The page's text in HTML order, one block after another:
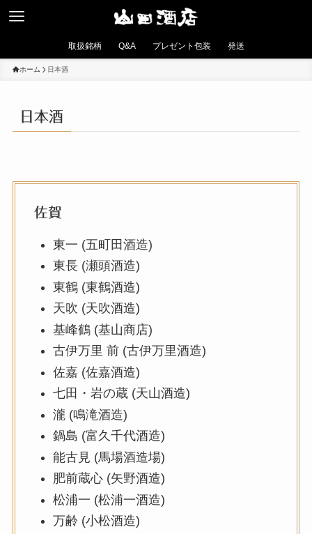
取扱銘柄 Q&A プレゼント包装 発送
ホーム 日本酒
日本酒
佐賀
東一 (五町田酒造)
東長 (瀬頭酒造)
東鶴 (東鶴酒造)
天吹 (天吹酒造)
基峰鶴 (基山商店)
古伊万里 前 (古伊万里酒造)
佐嘉 (佐嘉酒造)
七田・岩の蔵 (天山酒造)
瀧 (鳴滝酒造)
鍋島 (富久千代酒造)
能古見 (馬場酒造場)
肥前蔵心 (矢野酒造)
松浦一 (松浦一酒造)
万齢 (小松酒造)